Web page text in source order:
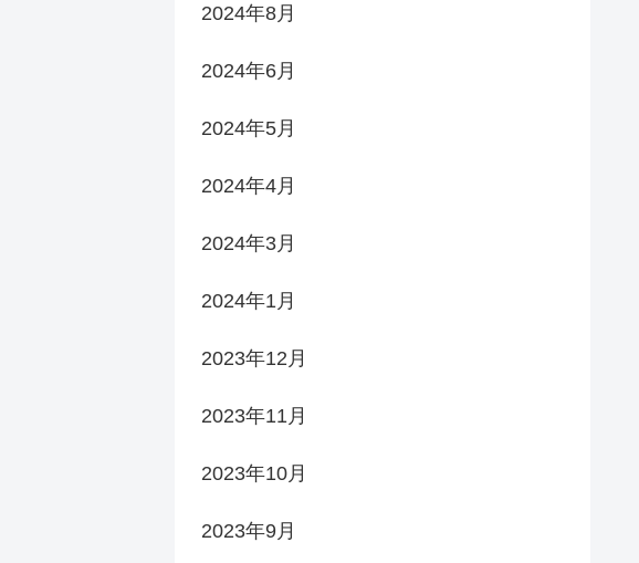
2024年8月
2024年6月
2024年5月
2024年4月
2024年3月
2024年1月
2023年12月
2023年11月
2023年10月
2023年9月